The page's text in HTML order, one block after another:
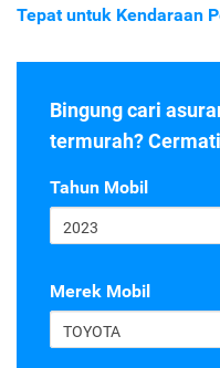
Tepat untuk Kendaraan
Bingung cari
termurah?
Tahun Mobil
2023
Merek Mobil
TOYOTA